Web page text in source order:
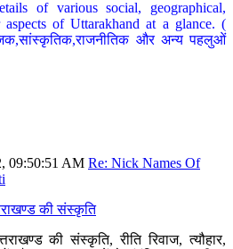
of various social, geographical,
of Uttarakhand at a glance. (
और अन्य पहलुओं
09:50:51 AM Re: Nick Names Of
की संस्कृति
की संस्कृति, रीति रिवाज, त्यौहार,